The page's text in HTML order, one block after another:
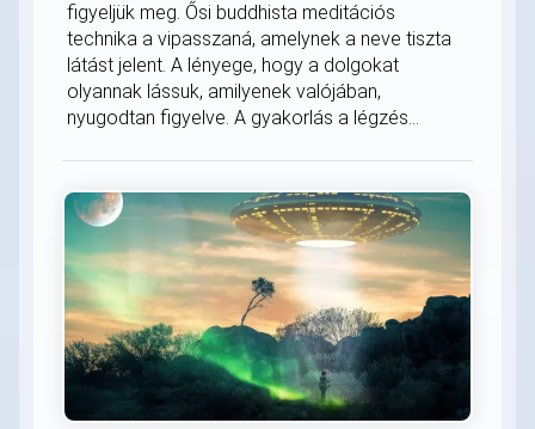
figyeljük meg. Ősi buddhista meditációs
technika a vipasszaná, amelynek a neve tiszta
látást jelent. A lényege, hogy a dolgokat
olyannak lássuk, amilyenek valójában,
nyugodtan figyelve. A gyakorlás a légzés...